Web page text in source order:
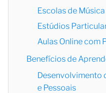
Escolas de
Estúdios
Aulas Online com
Benefícios de
Desenvolvimento
e Pessoais